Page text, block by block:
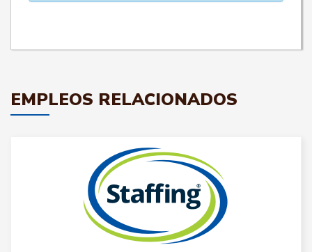
EMPLEOS RELACIONADOS